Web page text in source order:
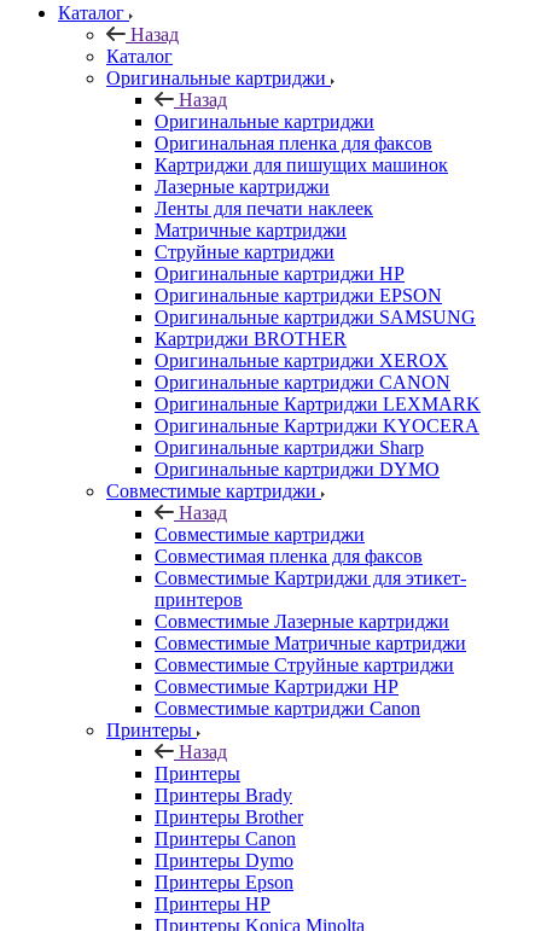
Каталог
Назад
Каталог
Оригинальные картриджи
Назад
Оригинальные картриджи
Оригинальная пленка для факсов
Картриджи для пишущих машинок
Лазерные картриджи
Ленты для печати наклеек
Матричные картриджи
Струйные картриджи
Оригинальные картриджи HP
Оригинальные картриджи EPSON
Оригинальные картриджи SAMSUNG
Картриджи BROTHER
Оригинальные картриджи XEROX
Оригинальные картриджи CANON
Оригинальные Картриджи LEXMARK
Оригинальные Картриджи KYOCERA
Оригинальные картриджи Sharp
Оригинальные картриджи DYMO
Совместимые картриджи
Назад
Совместимые картриджи
Совместимая пленка для факсов
Совместимые Картриджи для этикет-
принтеров
Совместимые Лазерные картриджи
Совместимые Матричные картриджи
Совместимые Струйные картриджи
Совместимые Картриджи HP
Совместимые картриджи Canon
Принтеры
Назад
Принтеры
Принтеры Brady
Принтеры Brother
Принтеры Canon
Принтеры Dymo
Принтеры Epson
Принтеры HP
Принтеры Konica Minolta